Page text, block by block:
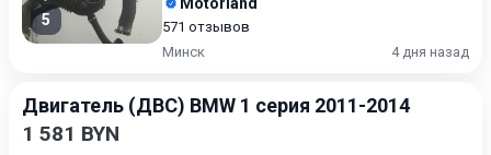
5
571 отзывов
Минск
4 дня назад
Двигатель (ДВС) BMW 1 серия 2011-2014
1 581 BYN